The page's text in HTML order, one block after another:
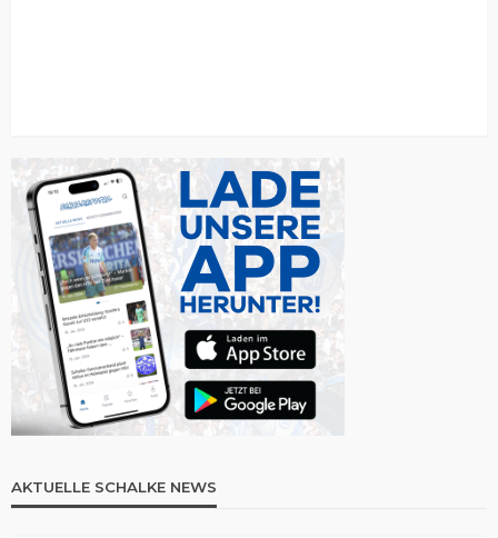
AKTUELLE SCHALKE NEWS